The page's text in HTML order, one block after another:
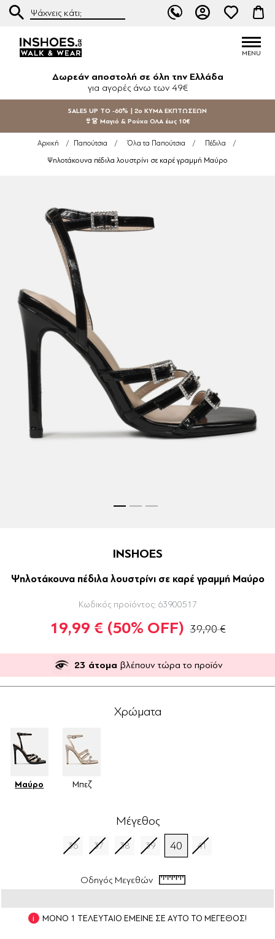
Δωρεάν αποστολή σε όλη την Ελλάδα
για αγορές άνω των 49€
SALES UP TO -60% | 2ο ΚΥΜΑ ΕΚΠΤΩΣΕΩΝ
👙👗 Μαγιό & Ρούχα ΟΛΑ έως 10€
Αρχική / Παπούτσια / Όλα τα Παπούτσια / Πέδιλα /
Ψηλοτάκουνα πέδιλα λουστρίνι σε καρέ γραμμή Μαύρο
INSHOES
Ψηλοτάκουνα πέδιλα λουστρίνι σε καρέ γραμμή Μαύρο
Κωδικός προϊόντος: 63900517
19,99 € (50% OFF) 39,90 €
23 άτομα βλέπουν τώρα το προϊόν
Χρώματα
Μαύρο Μπεζ
Μέγεθος
36 37 38 39 40 41
Οδηγός Μεγεθών
ΜΟΝΟ 1 ΤΕΛΕΥΤΑΙΟ ΕΜΕΙΝΕ ΣΕ ΑΥΤΟ ΤΟ ΜΕΓΕΘΟΣ!